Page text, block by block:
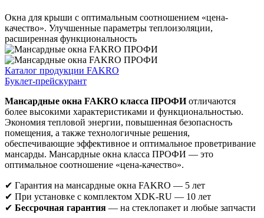
Окна для крыши с оптимальным соотношением «цена-
качество». Улучшенные параметры теплоизоляции,
расширенная функциональность
Каталог продукции FAKRO
Буклет-прейскурант
Мансардные окна FAKRO класса ПРОФИотличаются
более высокими характеристиками и функциональностью.
Экономия тепловой энергии, повышенная безопасность
помещения, а также технологичные решения,
обеспечивающие эффективное и оптимальное проветривание
мансарды. Мансардные окна класса ПРОФИ — это
оптимальное соотношение «цена-качество».
✔ Гарантия на мансардные окна FAKRO — 5 лет
✔ При установке с комплектом XDK-RU — 10 лет
✔ Бессрочная гарантия — на стеклопакет и любые запчасти